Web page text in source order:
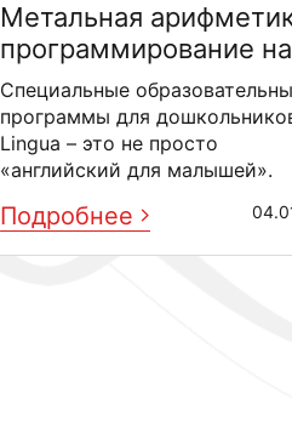
Метальная
программирование на
английском языке для
дошкольников
Специальные
программы для
Lingua – это не просто
«английский для малышей».
Подробнее